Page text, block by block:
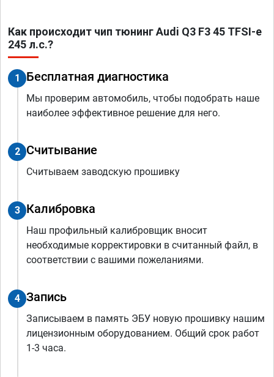
Как происходит чип тюнинг Audi Q3 F3 45 TFSI-e
245 л.с.?
1 Бесплатная диагностика
Мы проверим автомобиль, чтобы подобрать наше
наиболее эффективное решение для него.
2 Считывание
Считываем заводскую прошивку
3 Калибровка
Наш профильный калибровщик вносит
необходимые корректировки в считанный файл, в
соответствии с вашими пожеланиями.
4 Запись
Записываем в память ЭБУ новую прошивку нашим
лицензионным оборудованием. Общий срок работ
1-3 часа.